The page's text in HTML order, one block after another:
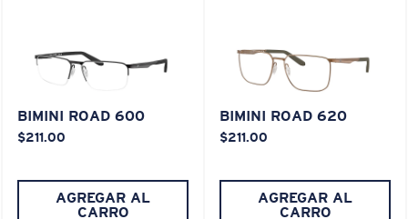
¿Se ajusta en las dos últimas posiciones?
BIMINI ROAD 600
$211.00
AGREGAR AL
CARRO
BIMINI ROAD 620
$211.00
AGREGAR AL
CARRO